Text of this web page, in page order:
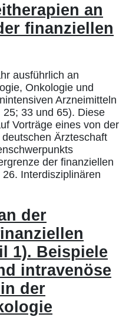
an
finanziellen
ausführlich an
Onkologie und
Arzneimitteln
33 und 65). Diese
Vorträge eines von der
Ärzteschaft
der finanziellen
Interdisziplinären
der
1). Beispiele
intravenöse
der